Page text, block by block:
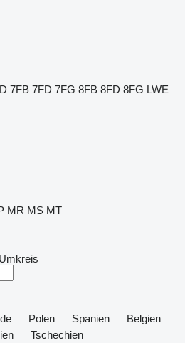
7FB 7FD 7FG 8FB 8FD 8FG LWE
MR MS MT
Polen Spanien
Belgien
Tschechien